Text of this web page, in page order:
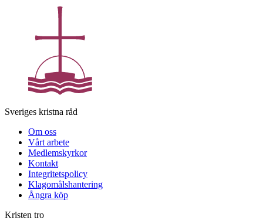
Sveriges kristna råd
Om oss
Vårt arbete
Medlemskyrkor
Kontakt
Integritetspolicy
Klagomålshantering
Ångra köp
Kristen tro